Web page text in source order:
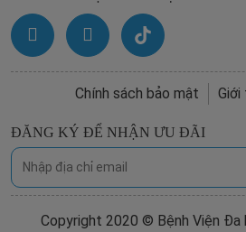
Chính sách bảo mật Giới
ĐĂNG KÝ ĐỂ NHẬN ƯU ĐÃI
Copyright 2020 © Bệnh Viện Đa